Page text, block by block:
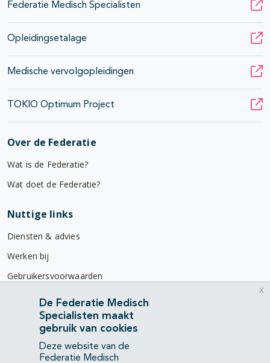
Federatie Medisch Specialisten
Opleidingsetalage
Medische vervolgopleidingen
TOKIO Optimum Project
Over de Federatie
Wat is de Federatie?
Wat doet de Federatie?
Nuttige links
Diensten & advies
Werken bij
Gebruikersvoorwaarden
Privacyverklaring
Contact
Mercatorlaan 1200
3528 BL Utrecht
De Federatie Medisch
Specialisten maakt
gebruik van cookies
Deze website van de
Federatie Medisch
x